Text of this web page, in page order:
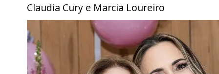
Claudia Cury e Marcia Loureiro